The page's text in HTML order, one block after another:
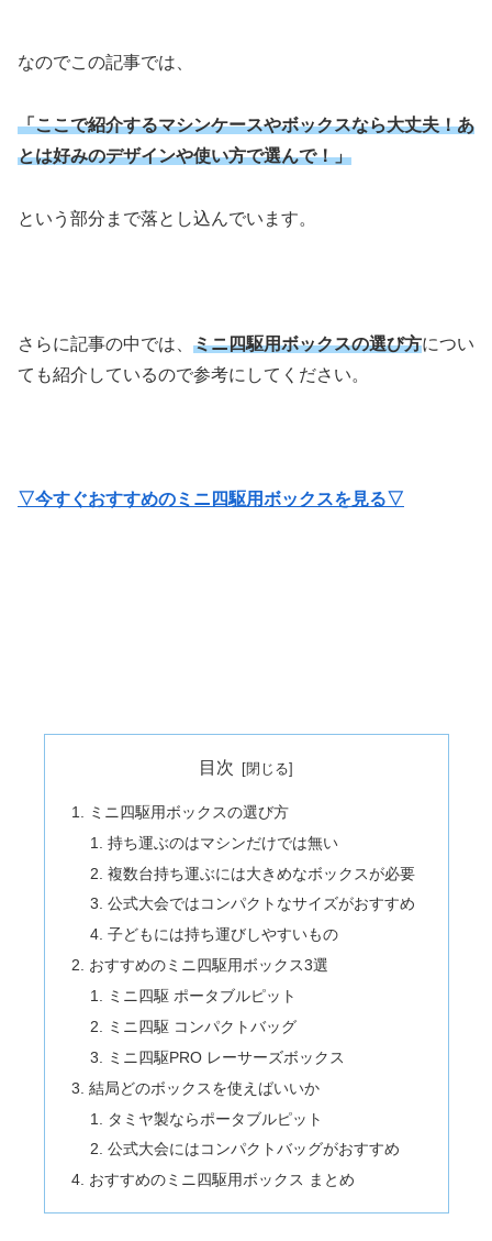
なのでこの記事では、
「ここで紹介するマシンケースやボックスなら大丈夫！あ
とは好みのデザインや使い方で選んで！」
という部分まで落とし込んでいます。
さらに記事の中では、 ミニ四駆用ボックスの選び方につい
ても紹介しているので参考にしてください。
▽今すぐおすすめのミニ四駆用ボックスを見る▽
目次
ミニ四駆用ボックスの選び方
持ち運ぶのはマシンだけでは無い
複数台持ち運ぶには大きめなボックスが必要
公式大会ではコンパクトなサイズがおすすめ
子どもには持ち運びしやすいもの
おすすめのミニ四駆用ボックス3選
ミニ四駆 ポータブルピット
ミニ四駆 コンパクトバッグ
ミニ四駆PRO レーサーズボックス
結局どのボックスを使えばいいか
タミヤ製ならポータブルピット
公式大会にはコンパクトバッグがおすすめ
おすすめのミニ四駆用ボックス まとめ